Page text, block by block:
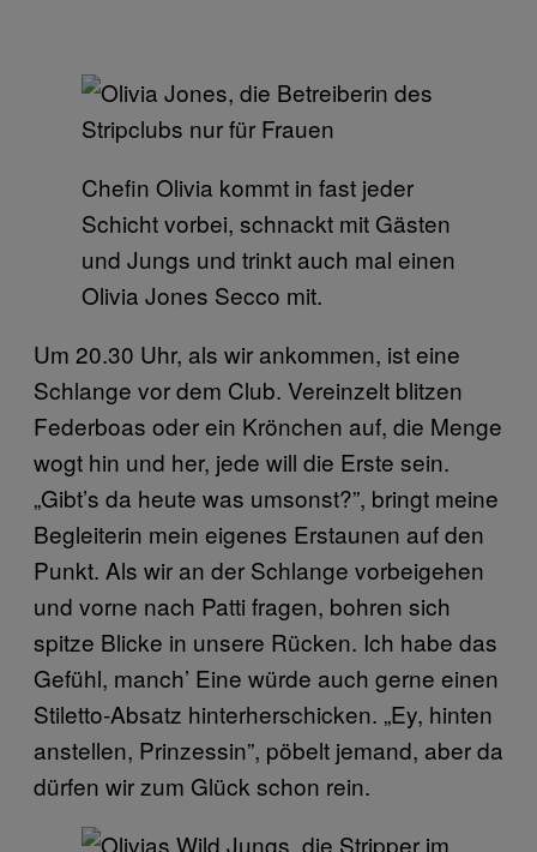
Chefin Olivia kommt in fast jeder
Schicht vorbei, schnackt mit Gästen
und Jungs und trinkt auch mal einen
Olivia Jones Secco mit.
Um 20.30 Uhr, als wir ankommen, ist eine
Schlange vor dem Club. Vereinzelt blitzen
Federboas oder ein Krönchen auf, die Menge
wogt hin und her, jede will die Erste sein.
„Gibt’s da heute was umsonst?”, bringt meine
Begleiterin mein eigenes Erstaunen auf den
Punkt. Als wir an der Schlange vorbeigehen
und vorne nach Patti fragen, bohren sich
spitze Blicke in unsere Rücken. Ich habe das
Gefühl, manch’ Eine würde auch gerne einen
Stiletto-Absatz hinterherschicken. „Ey, hinten
anstellen, Prinzessin”, pöbelt jemand, aber da
dürfen wir zum Glück schon rein.